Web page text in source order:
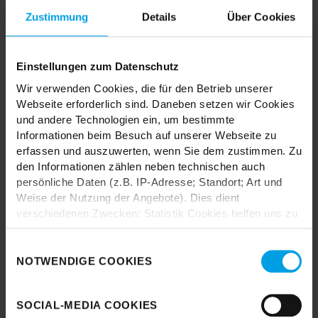
Zustimmung Details Über Cookies
Einstellungen zum Datenschutz
Wir verwenden Cookies, die für den Betrieb unserer
Webseite erforderlich sind. Daneben setzen wir Cookies
und andere Technologien ein, um bestimmte
Informationen beim Besuch auf unserer Webseite zu
erfassen und auszuwerten, wenn Sie dem zustimmen. Zu
den Informationen zählen neben technischen auch
persönliche Daten (z.B. IP-Adresse; Standort; Art und
Weise der Nutzung der Angebote). Dies dient
verschiedenen Zwecken: Statistik Cookies helfen uns zu
anonymisiert für statistische Zwecke auszuwerten.
Marketing Cookies helfen uns, Ihnen personalisierte
Werbung anzuzeigen. Social-Media-Cookies ermöglichen
es, eine Verbindung zu sozialen Netzwerken aufzubauen,
NOTWENDIGE COOKIES
SOCIAL-MEDIA COOKIES
MIX & MATCH DICH HAPPY
TRENDHOPPER STORES
Wie wäre es mit einer großen Portion Inspiration und Kreativität?
In unseren Stores findest du alle Trendhopper Möbel, Stoffe und
Styles.
Karte laden